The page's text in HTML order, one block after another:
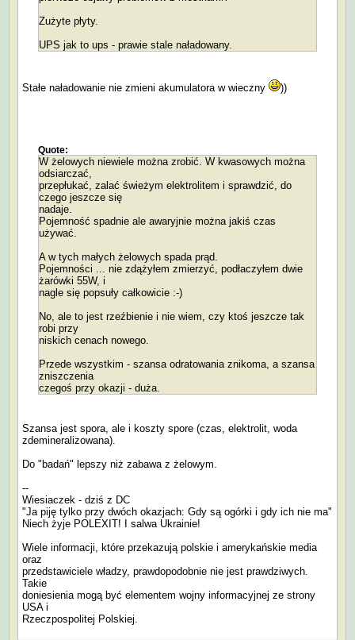
Zużyte płyty.
UPS jak to ups - prawie stale naładowany.
Stałe naładowanie nie zmieni akumulatora w wieczny ))
Quote:
W żelowych niewiele można zrobić. W kwasowych można
odsiarczać,
przepłukać, zalać świeżym elektrolitem i sprawdzić, do
czego jeszcze się
nadaje.
Pojemność spadnie ale awaryjnie można jakiś czas
używać.
A w tych małych żelowych spada prąd.
Pojemności ... nie zdążyłem zmierzyć, podłaczyłem dwie
żarówki 55W, i
nagle się popsuły całkowicie :-)
No, ale to jest rzeźbienie i nie wiem, czy ktoś jeszcze tak
robi przy
niskich cenach nowego.
Przede wszystkim - szansa odratowania znikoma, a szansa
zniszczenia
czegoś przy okazji - duża.
Szansa jest spora, ale i koszty spore (czas, elektrolit, woda
zdemineralizowana).
Do "badań" lepszy niż zabawa z żelowym.
--
Wiesiaczek - dziś z DC
"Ja piję tylko przy dwóch okazjach: Gdy są ogórki i gdy ich nie ma"
Niech żyje POLEXIT! I salwa Ukrainie!
Wiele informacji, które przekazują polskie i amerykańskie media
oraz
przedstawiciele władzy, prawdopodobnie nie jest prawdziwych.
Takie
doniesienia mogą być elementem wojny informacyjnej ze strony
USA i
Rzeczpospolitej Polskiej.